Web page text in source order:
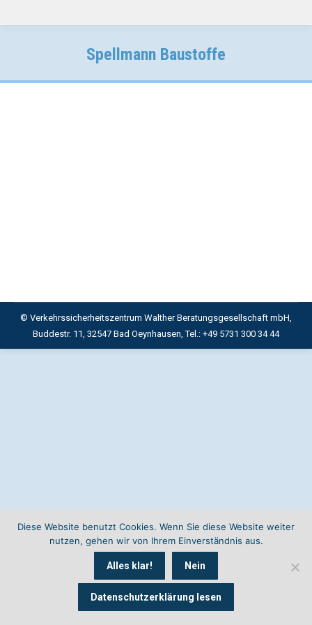
Spellmann Baustoffe
© Verkehrssicherheitszentrum Walther Beratungsgesellschaft mbH,
Buddestr. 11, 32547 Bad Oeynhausen, Tel.: +49 5731 300 34 44
Diese Website benutzt Cookies. Wenn Sie diese Website weiter
nutzen, gehen wir von Ihrem Einverständnis aus.
Alles klar! Nein
Datenschutzerklärung lesen